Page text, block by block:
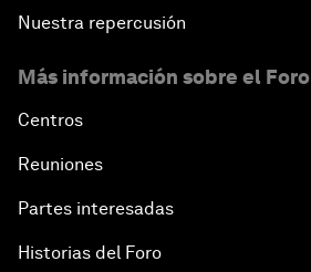
Nuestra repercusión
Más información sobre el Foro
Centros
Reuniones
Partes interesadas
Historias del Foro